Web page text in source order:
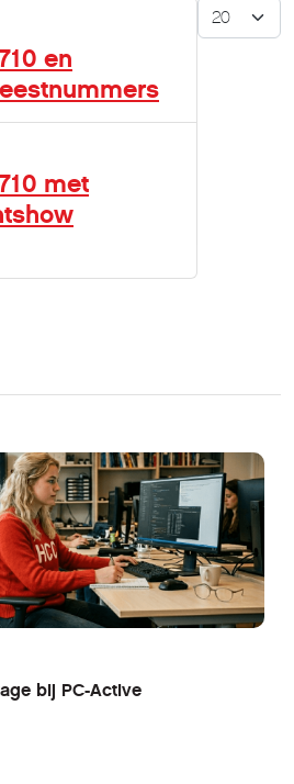
Toon #
en
met
bij PC-Active